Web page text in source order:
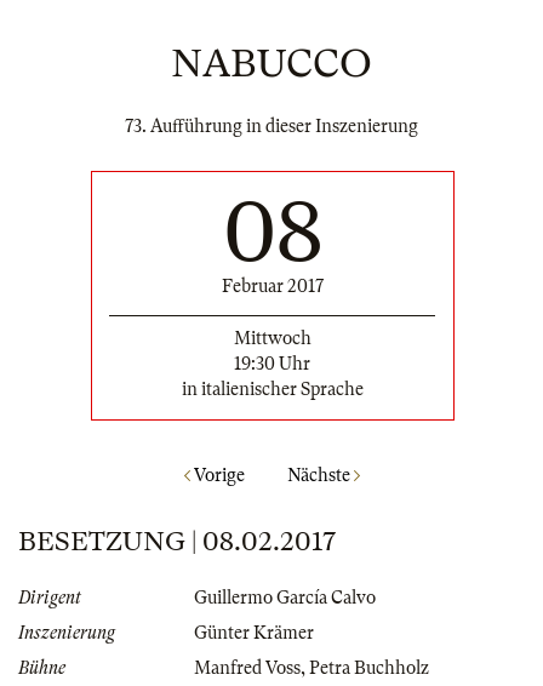
NABUCCO
73. Aufführung in dieser Inszenierung
08
Februar 2017
Mittwoch
19:30 Uhr
in italienischer Sprache
Vorige Nächste
BESETZUNG | 08.02.2017
Dirigent
Guillermo García Calvo
Inszenierung
Günter Krämer
Bühne
Manfred Voss,Petra Buchholz